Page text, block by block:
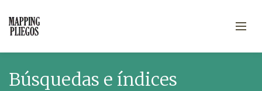
Búsquedas e índices